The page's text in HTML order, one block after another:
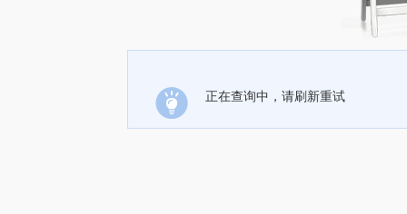
正在查询中，请刷新重试